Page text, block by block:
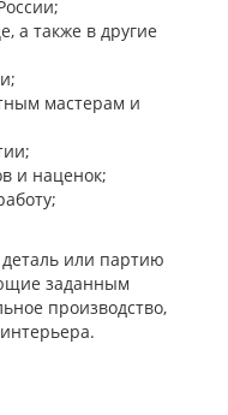
а также в другие
мастерам и
и наценок;
или партию
заданным
производство,